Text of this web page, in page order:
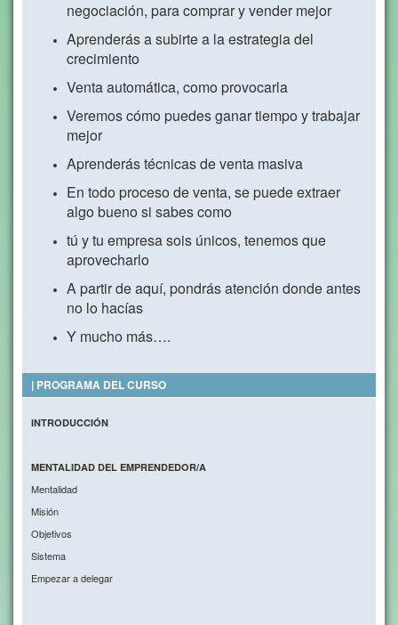
negociación, para comprar y vender mejor
Aprenderás a subirte a la estrategia del
crecimiento
Venta automática, como provocarla
Veremos cómo puedes ganar tiempo y trabajar
mejor
Aprenderás técnicas de venta masiva
En todo proceso de venta, se puede extraer
algo bueno si sabes como
tú y tu empresa sois únicos, tenemos que
aprovecharlo
A partir de aquí, pondrás atención donde antes
no lo hacías
Y mucho más….
| PROGRAMA DEL CURSO
INTRODUCCIÓN
MENTALIDAD DEL EMPRENDEDOR/A
Mentalidad
Misión
Objetivos
Sistema
Empezar a delegar